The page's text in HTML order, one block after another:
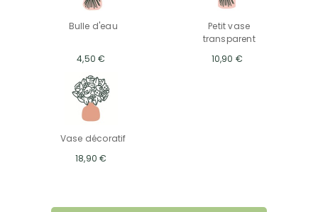
Bulle d'eau
4,50 €
Petit vase
transparent
10,90 €
Vase décoratif
18,90 €